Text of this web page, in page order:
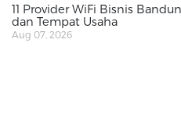
11 Provider WiFi Bisnis
dan Tempat Usaha
Aug 07, 2026